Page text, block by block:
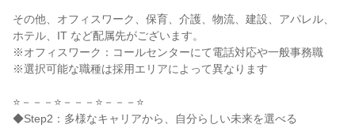
その他、オフィスワーク、保育、介護、物流、建設、アパレル、
ホテル、IT など配属先がございます。
※オフィスワーク：コールセンターにて電話対応や一般事務職
※選択可能な職種は採用エリアによって異なります
⭐－－－⭐－－－⭐－－－⭐
◆Step2：多様なキャリアから、自分らしい未来を選べる